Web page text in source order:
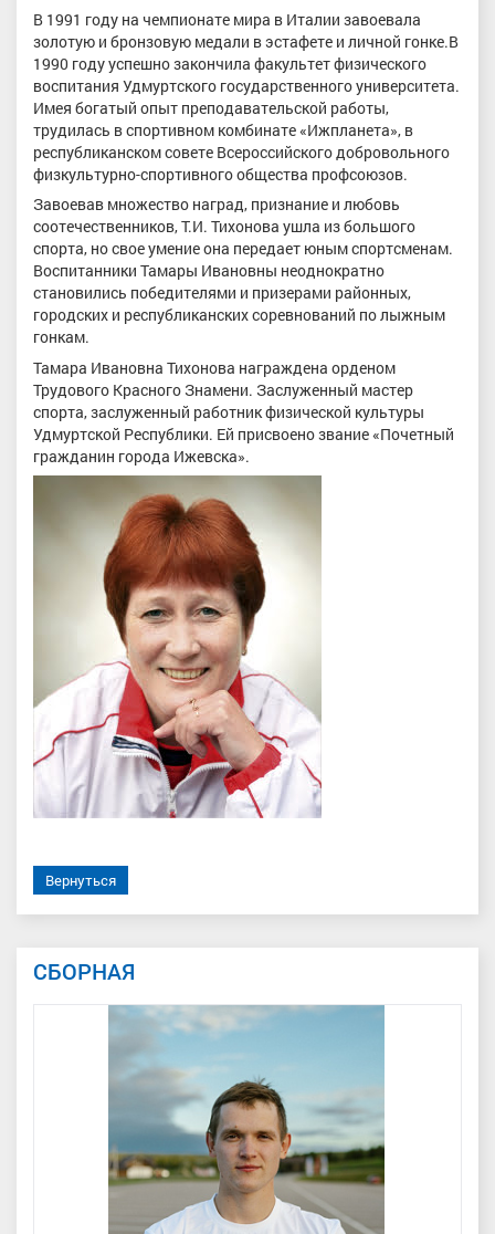
В 1991 году на чемпионате мира в Италии завоевала
золотую и бронзовую медали в эстафете и личной гонке.В
1990 году успешно закончила факультет физического
воспитания Удмуртского государственного университета.
Имея богатый опыт преподавательской работы,
трудилась в спортивном комбинате «Ижпланета», в
республиканском совете Всероссийского добровольного
физкультурно-спортивного общества профсоюзов.
Завоевав множество наград, признание и любовь
соотечественников, Т.И. Тихонова ушла из большого
спорта, но свое умение она передает юным спортсменам.
Воспитанники Тамары Ивановны неоднократно
становились победителями и призерами районных,
городских и республиканских соревнований по лыжным
гонкам.
Тамара Ивановна Тихонова награждена орденом
Трудового Красного Знамени. Заслуженный мастер
спорта, заслуженный работник физической культуры
Удмуртской Республики. Ей присвоено звание «Почетный
гражданин города Ижевска».
Вернуться
СБОРНАЯ